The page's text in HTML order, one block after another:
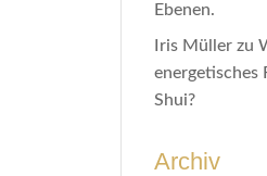
Ebenen.
Iris Müllerzu
energetisches
Shui?
Archiv